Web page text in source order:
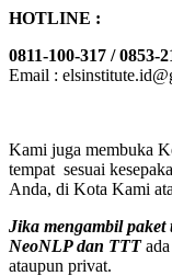
HOTLINE :
0811-100-317 / 0853-
Email :
Kami juga membuka
tempat sesuai
Anda, di Kota Kami
Jika mengambil
NeoNLP dan TTTada
ataupun privat.